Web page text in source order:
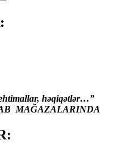
həqiqətlər…”
MAĞAZALARINDA